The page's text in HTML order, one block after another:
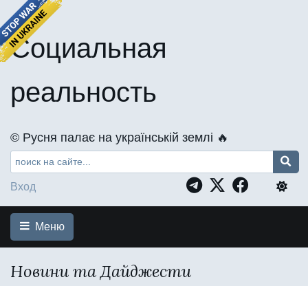
Социальная
реальность
©️ Русня палає на українській землі 🔥
Вход
Меню
Новини та Дайджести